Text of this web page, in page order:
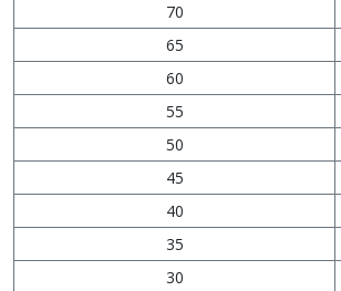
70
65
60
55
50
45
40
35
30